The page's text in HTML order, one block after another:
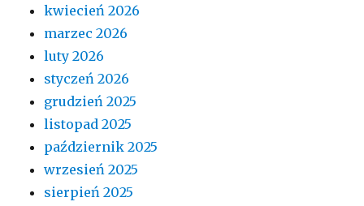
kwiecień 2026
marzec 2026
luty 2026
styczeń 2026
grudzień 2025
listopad 2025
październik 2025
wrzesień 2025
sierpień 2025